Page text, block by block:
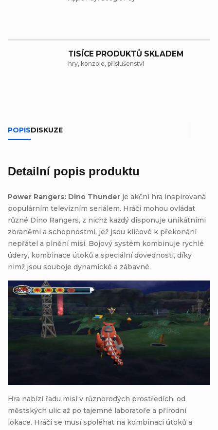
TISÍCE PRODUKTŮ SKLADEM
hry, konzole, příslušenství
POPISDISKUZE
Detailní popis produktu
Power Rangers: Dino Thunder je akční hra inspirovaná
populárním televizním seriálem. Hráči mohou ovládat
různé Dino Rangers, z nichž každý disponuje unikátními
zbraněmi a schopnostmi, jež jsou klíčové k překonání
nepřátel a plnění misí. Bojový systém kombinuje rychlé
údery, kombinace útoků a speciální dovednosti, díky
nimž jsou souboje dynamické a zábavné.
Hra nabízí řadu misí v různorodých prostředích, od
městských ulic až po tajemné laboratoře a přírodní
lokace. Hráči se musí spoléhat na kombinaci útoků a